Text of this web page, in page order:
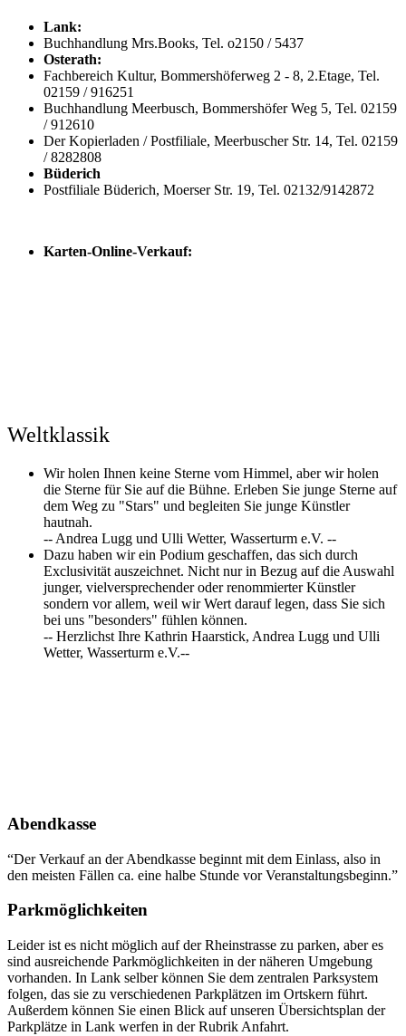
Lank:
Buchhandlung Mrs.Books, Tel. o2150 / 5437
Osterath:
Fachbereich Kultur, Bommershöferweg 2 - 8, 2.Etage, Tel.
02159 / 916251
Buchhandlung Meerbusch, Bommershöfer Weg 5, Tel. 02159
/ 912610
Der Kopierladen / Postfiliale, Meerbuscher Str. 14, Tel. 02159
/ 8282808
Büderich
Postfiliale Büderich, Moerser Str. 19, Tel. 02132/9142872
Karten-Online-Verkauf:
Weltklassik
Wir holen Ihnen keine Sterne vom Himmel, aber wir holen
die Sterne für Sie auf die Bühne. Erleben Sie junge Sterne auf
dem Weg zu "Stars" und begleiten Sie junge Künstler
hautnah.
-- Andrea Lugg und Ulli Wetter, Wasserturm e.V. --
Dazu haben wir ein Podium geschaffen, das sich durch
Exclusivität auszeichnet. Nicht nur in Bezug auf die Auswahl
junger, vielversprechender oder renommierter Künstler
sondern vor allem, weil wir Wert darauf legen, dass Sie sich
bei uns "besonders" fühlen können.
-- Herzlichst Ihre Kathrin Haarstick, Andrea Lugg und Ulli
Wetter, Wasserturm e.V.--
Abendkasse
“Der Verkauf an der Abendkasse beginnt mit dem Einlass, also in
den meisten Fällen ca. eine halbe Stunde vor Veranstaltungsbeginn.”
Parkmöglichkeiten
Leider ist es nicht möglich auf der Rheinstrasse zu parken, aber es
sind ausreichende Parkmöglichkeiten in der näheren Umgebung
vorhanden. In Lank selber können Sie dem zentralen Parksystem
folgen, das sie zu verschiedenen Parkplätzen im Ortskern führt.
Außerdem können Sie einen Blick auf unseren Übersichtsplan der
Parkplätze in Lank werfen in der Rubrik Anfahrt.